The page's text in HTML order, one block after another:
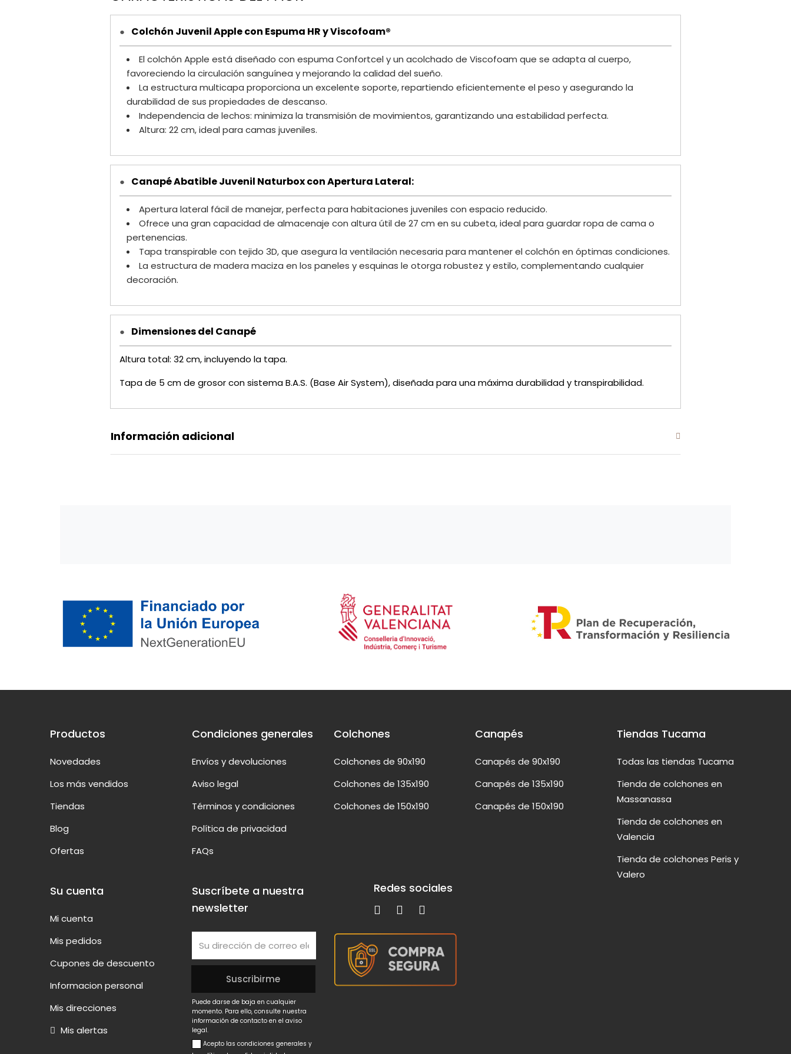
● Colchón Juvenil Apple con Espuma HR y Viscofoam®
El colchón Apple está diseñado con espuma Confortcel y un acolchado de Viscofoam que se adapta al cuerpo,
favoreciendo la circulación sanguínea y mejorando la calidad del sueño.
La estructura multicapa proporciona un excelente soporte, repartiendo eficientemente el peso y asegurando la
durabilidad de sus propiedades de descanso.
Independencia de lechos: minimiza la transmisión de movimientos, garantizando una estabilidad perfecta.
Altura: 22 cm, ideal para camas juveniles.
● Canapé Abatible Juvenil Naturbox con Apertura Lateral:
Apertura lateral fácil de manejar, perfecta para habitaciones juveniles con espacio reducido.
Ofrece una gran capacidad de almacenaje con altura útil de 27 cm en su cubeta, ideal para guardar ropa de cama o
pertenencias.
Tapa transpirable con tejido 3D, que asegura la ventilación necesaria para mantener el colchón en óptimas condiciones.
La estructura de madera maciza en los paneles y esquinas le otorga robustez y estilo, complementando cualquier
decoración.
● Dimensiones del Canapé
Altura total: 32 cm, incluyendo la tapa.
Tapa de 5 cm de grosor con sistema B.A.S. (Base Air System), diseñada para una máxima durabilidad y transpirabilidad.
Información adicional
Productos
Novedades
Los más vendidos
Tiendas
Blog
Ofertas
Condiciones generales
Envíos y devoluciones
Aviso legal
Términos y condiciones
Política de privacidad
FAQs
Colchones
Colchones de 90x190
Colchones de 135x190
Colchones de 150x190
Canapés
Canapés de 90x190
Canapés de 135x190
Canapés de 150x190
Tiendas Tucama
Todas las tiendas Tucama
Tienda de colchones en
Massanassa
Tienda de colchones en
Valencia
Tienda de colchones Peris y
Valero
Su cuenta
Mi cuenta
Mis pedidos
Cupones de descuento
Informacion personal
Mis direcciones
Mis alertas
Suscríbete a nuestra
newsletter
Puede darse de baja en cualquier
momento. Para ello, consulte nuestra
información de contacto en el aviso
legal.
Acepto las condiciones generales y
Redes sociales